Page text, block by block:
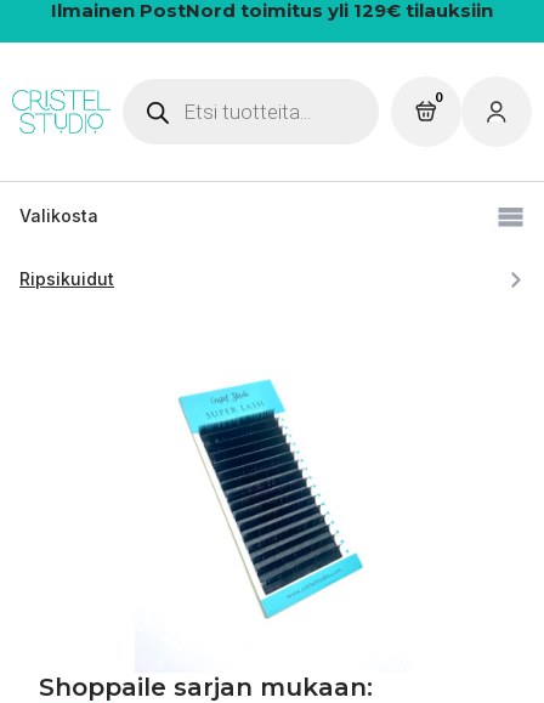
Ilmainen PostNord toimitus yli 129€ tilauksiin
search
0
Valikosta
Ripsikuidut
Shoppaile sarjan mukaan: